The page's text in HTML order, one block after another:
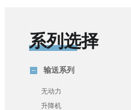
系列选择
输送系列
无动力
升降机